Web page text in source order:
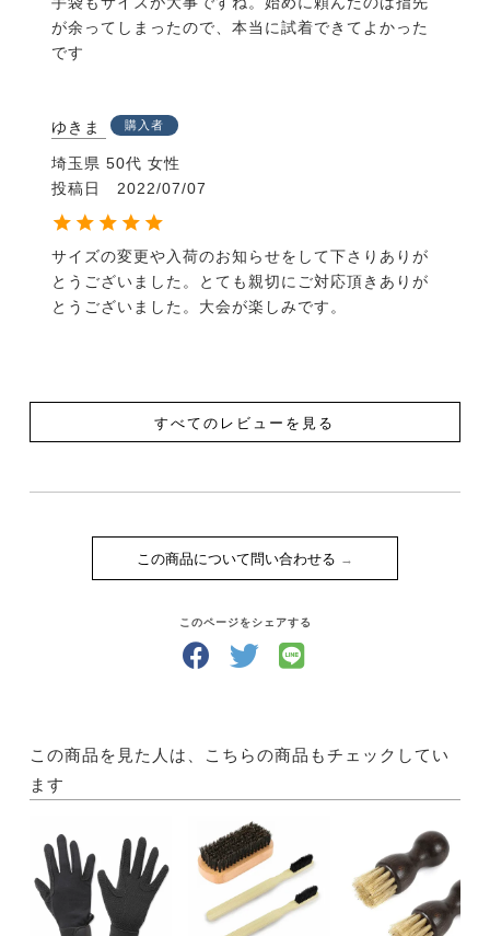
が余ってしまったので、本当に試着できてよかった
です
ゆきま 購入者
埼玉県 50代 女性
投稿日
2022/07/07
サイズの変更や入荷のお知らせをして下さりありが
とうございました。とても親切にご対応頂きありが
とうございました。大会が楽しみです。
すべてのレビューを見る
この商品について問い合わせる
このページをシェアする
この商品を見た人は、こちらの商品もチェックしてい
ます